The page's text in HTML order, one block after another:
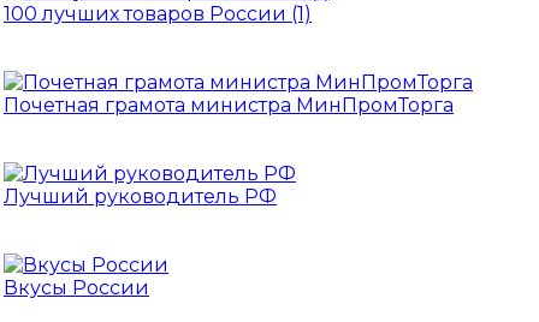
100 лучших товаров России (1)
Почетная грамота министра МинПромТорга
Лучший руководитель РФ
Вкусы России